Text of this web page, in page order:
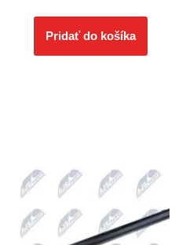
Pridať do košíka